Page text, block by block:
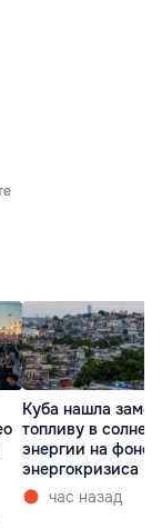
Куба нашла
топливу в
энергии на фоне
энергокризиса
час назад